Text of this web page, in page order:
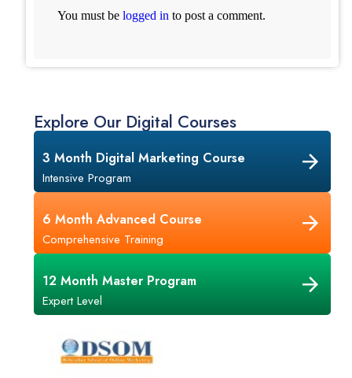
You must be logged in to post a comment.
Explore Our Digital Courses
3 Month Digital Marketing Course
Intensive Program
6 Month Advanced Course
Comprehensive Training
12 Month Master Program
Expert Level